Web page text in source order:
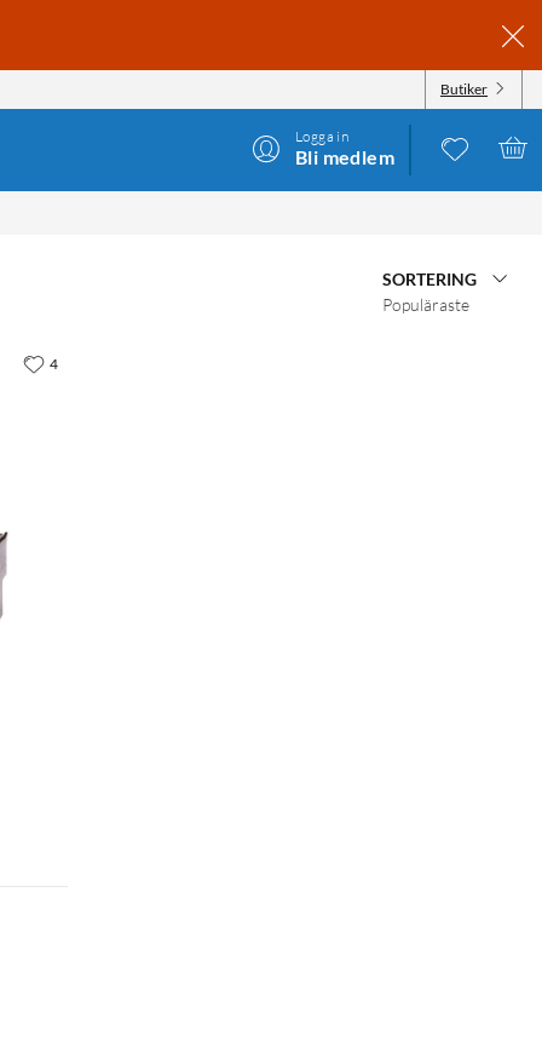
Butiker
Logga in
Bli medlem
SORTERING
Populäraste
4